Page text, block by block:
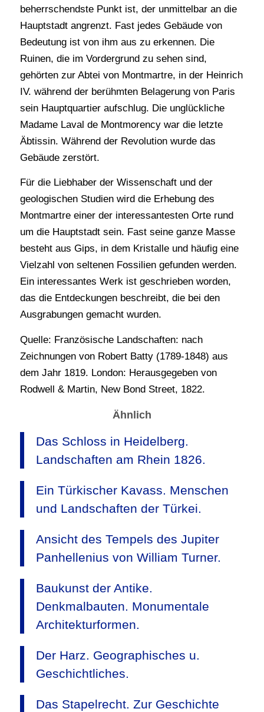
beherrschendste Punkt ist, der unmittelbar an die
Hauptstadt angrenzt. Fast jedes Gebäude von
Bedeutung ist von ihm aus zu erkennen. Die
Ruinen, die im Vordergrund zu sehen sind,
gehörten zur Abtei von Montmartre, in der Heinrich
IV. während der berühmten Belagerung von Paris
sein Hauptquartier aufschlug. Die unglückliche
Madame Laval de Montmorency war die letzte
Äbtissin. Während der Revolution wurde das
Gebäude zerstört.
Für die Liebhaber der Wissenschaft und der
geologischen Studien wird die Erhebung des
Montmartre einer der interessantesten Orte rund
um die Hauptstadt sein. Fast seine ganze Masse
besteht aus Gips, in dem Kristalle und häufig eine
Vielzahl von seltenen Fossilien gefunden werden.
Ein interessantes Werk ist geschrieben worden,
das die Entdeckungen beschreibt, die bei den
Ausgrabungen gemacht wurden.
Quelle: Französische Landschaften: nach
Zeichnungen von Robert Batty (1789-1848) aus
dem Jahr 1819. London: Herausgegeben von
Rodwell & Martin, New Bond Street, 1822.
Ähnlich
Das Schloss in Heidelberg.
Landschaften am Rhein 1826.
Ein Türkischer Kavass. Menschen
und Landschaften der Türkei.
Ansicht des Tempels des Jupiter
Panhellenius von William Turner.
Baukunst der Antike.
Denkmalbauten. Monumentale
Architekturformen.
Der Harz. Geographisches u.
Geschichtliches.
Das Stapelrecht. Zur Geschichte